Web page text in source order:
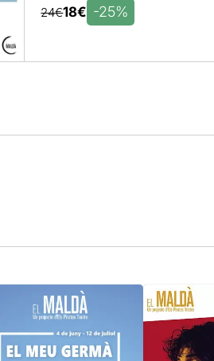
24€18€ -25%